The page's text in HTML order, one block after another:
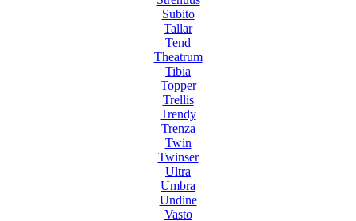
Subito
Tallar
Tend
Theatrum
Tibia
Topper
Trellis
Trendy
Trenza
Twin
Twinser
Ultra
Umbra
Undine
Vasto